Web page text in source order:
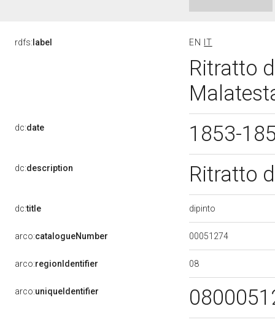
rdfs: label EN IT
Ritratto
dc:date 1853-
dc:description Ritratto
dc:title dipinto
arco:catalogueNumber 00051274
arco:regionIdentifier 08
arco:uniqueIdentifier